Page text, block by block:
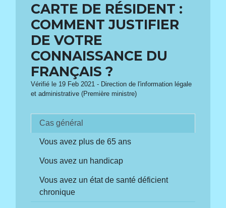
CARTE DE RÉSIDENT :
COMMENT JUSTIFIER
DE VOTRE
CONNAISSANCE DU
FRANÇAIS ?
Vérifié le 19 Feb 2021 - Direction de l'information légale
et administrative (Première ministre)
Cas général
Vous avez plus de 65 ans
Vous avez un handicap
Vous avez un état de santé déficient
chronique